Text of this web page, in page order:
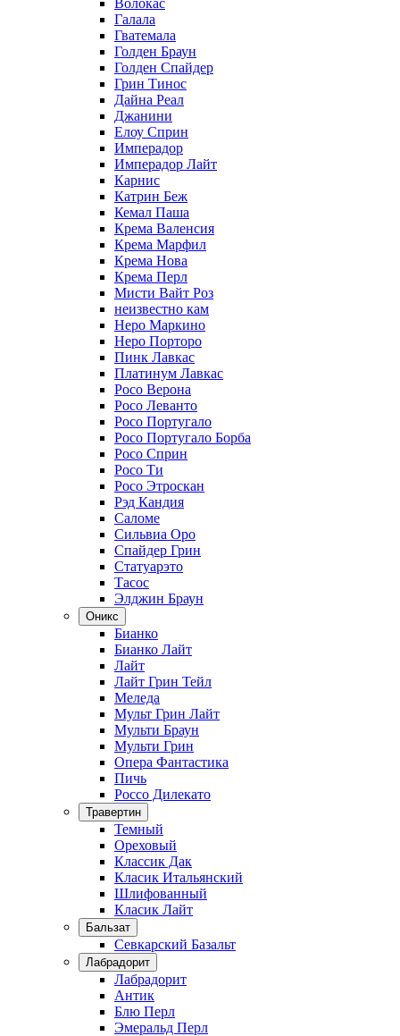
Волокас
Галала
Гватемала
Голден Браун
Голден Спайдер
Грин Тинос
Дайна Реал
Джанини
Елоу Сприн
Имперадор
Имперадор Лайт
Карнис
Катрин Беж
Кемал Паша
Крема Валенсия
Крема Марфил
Крема Нова
Крема Перл
Мисти Вайт Роз
неизвестно кам
Неро Маркино
Неро Порторо
Пинк Лавкаc
Платинум Лавкас
Росо Верона
Росо Леванто
Росо Португало
Росо Португало Борба
Росо Сприн
Росо Ти
Росо Этроскан
Рэд Кандия
Саломе
Сильвиа Оро
Спайдер Грин
Статуарэто
Тасос
Элджин Браун
Оникс
Бианко
Бианко Лайт
Лайт
Лайт Грин Тейл
Меледа
Мульт Грин Лайт
Мульти Браун
Мульти Грин
Опера Фантастика
Пичь
Россо Дилекато
Травертин
Темный
Ореховый
Классик Дак
Класик Итальянский
Шлифованный
Класик Лайт
Бальзат
Севкарский Базальт
Лабрадорит
Лабрадорит
Антик
Блю Перл
Эмеральд Перл